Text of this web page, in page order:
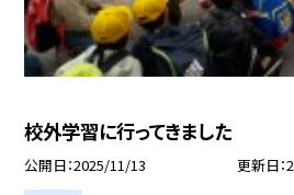
校外学習に行ってきました
公開日 2025/11/13 更新日